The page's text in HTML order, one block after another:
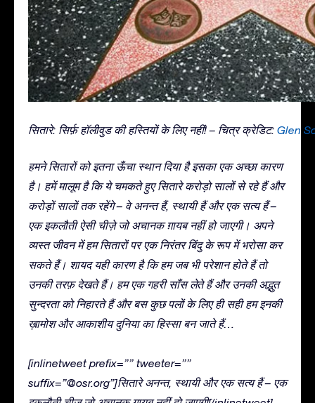
सितारे: सिर्फ़ हॉलीवुड की हस्तियों के लिए नहीं! – चित्र क्रेडिट: Glen
हमने सितारों को इतना ऊँचा स्थान दिया है इसका एक अच्छा कारण
है। हमें मालूम है कि ये चमकते हुए सितारे करोड़ो सालों से रहे हैं और
करोड़ों सालों तक रहेंगे – वे अनन्त हैं, स्थायी हैं और एक सत्य हैं –
एक इकलौती ऐसी चीज़े जो अचानक ग़ायब नहीं हो जाएगी। अपने
व्यस्त जीवन में हम सितारों पर एक निरंतर बिंदु के रूप में भरोसा कर
सकते हैं। शायद यही कारण है कि हम जब भी परेशान होते हैं तो
उनकी तरफ़ देखते हैं। हम एक गहरी साँस लेते हैं और उनकी अद्भुत
सुन्दरता को निहारते हैं और बस कुछ पलों के लिए ही सही हम इनकी
ख़ामोश और आकाशीय दुनिया का हिस्सा बन जाते हैं…
[inlinetweet prefix=”” tweeter=””
suffix=”@osr.org”]सितारे अनन्त, स्थायी और एक सत्य हैं – एक